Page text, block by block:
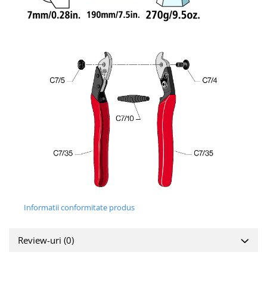
Informatii conformitate produs
Review-uri (0)